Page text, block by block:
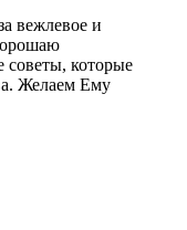
вежлевое и
которые
Желаем Ему